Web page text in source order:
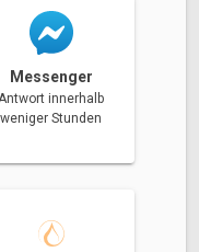
Messenger
innerhalb
weniger Stunden